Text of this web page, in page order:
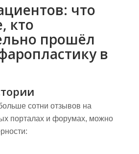
что
кто
прошёл
в
сотни отзывов на
порталах и форумах, можно